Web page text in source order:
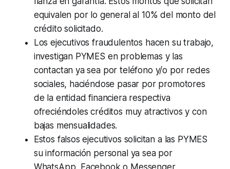
equivalen por lo general al 10% del monto del
crédito solicitado.
Los ejecutivos fraudulentos hacen su trabajo,
investigan PYMES en problemas y las
contactan ya sea por teléfono y/o por redes
sociales, haciéndose pasar por promotores
de la entidad financiera respectiva
ofreciéndoles créditos muy atractivos y con
bajas mensualidades.
Estos falsos ejecutivos solicitan a las PYMES
su información personal ya sea por
WhatsApp, Facebook o Messenger,